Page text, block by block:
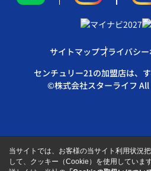
サイトマッププライバシ
センチュリー21の加盟店は、す
©株式会社スターライフ
当サイトでは、お客様の当サイト利用状況
して、クッキー（Cookie）を使用しています